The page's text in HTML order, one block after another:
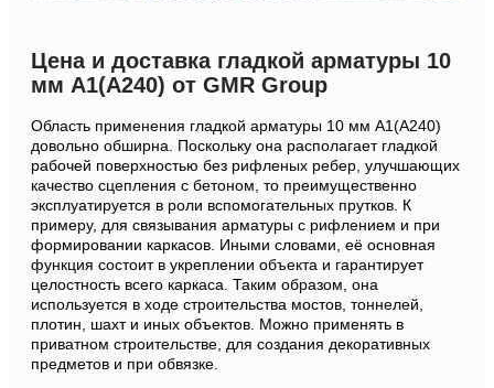
Цена и доставка гладкой арматуры 10
мм А1(А240) от GMR Group
Область применения гладкой арматуры 10 мм А1(А240)
довольно обширна. Поскольку она располагает гладкой
рабочей поверхностью без рифленых ребер, улучшающих
качество сцепления с бетоном, то преимущественно
эксплуатируется в роли вспомогательных прутков. К
примеру, для связывания арматуры с рифлением и при
формировании каркасов. Иными словами, её основная
функция состоит в укреплении объекта и гарантирует
целостность всего каркаса. Таким образом, она
используется в ходе строительства мостов, тоннелей,
плотин, шахт и иных объектов. Можно применять в
приватном строительстве, для создания декоративных
предметов и при обвязке.